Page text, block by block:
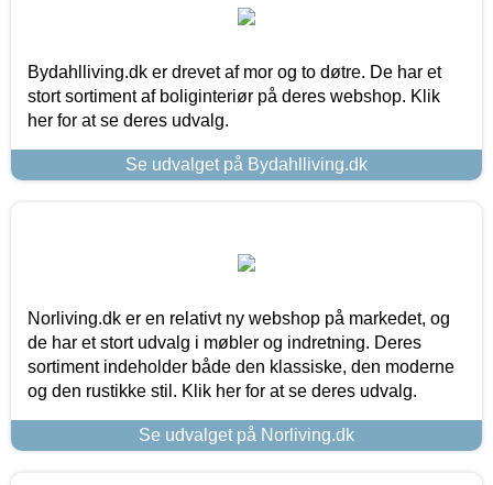
Bydahlliving.dk er drevet af mor og to døtre. De har et
stort sortiment af boliginteriør på deres webshop. Klik
her for at se deres udvalg.
Se udvalget på Bydahlliving.dk
Norliving.dk er en relativt ny webshop på markedet, og
de har et stort udvalg i møbler og indretning. Deres
sortiment indeholder både den klassiske, den moderne
og den rustikke stil. Klik her for at se deres udvalg.
Se udvalget på Norliving.dk